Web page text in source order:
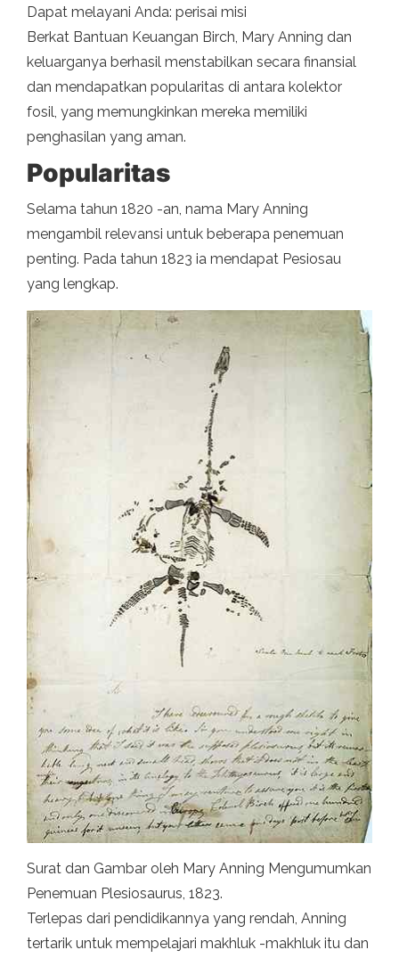
Dapat melayani Anda: perisai misi
Berkat Bantuan Keuangan Birch, Mary Anning dan
keluarganya berhasil menstabilkan secara finansial
dan mendapatkan popularitas di antara kolektor
fosil, yang memungkinkan mereka memiliki
penghasilan yang aman.
Popularitas
Selama tahun 1820 -an, nama Mary Anning
mengambil relevansi untuk beberapa penemuan
penting. Pada tahun 1823 ia mendapat Pesiosau
yang lengkap.
Surat dan Gambar oleh Mary Anning Mengumumkan
Penemuan Plesiosaurus, 1823.
Terlepas dari pendidikannya yang rendah, Anning
tertarik untuk mempelajari makhluk -makhluk itu dan